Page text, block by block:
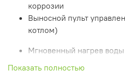
коррозии
Выносной пульт
котлом)
Мгновенный нагрев
Показать полностью